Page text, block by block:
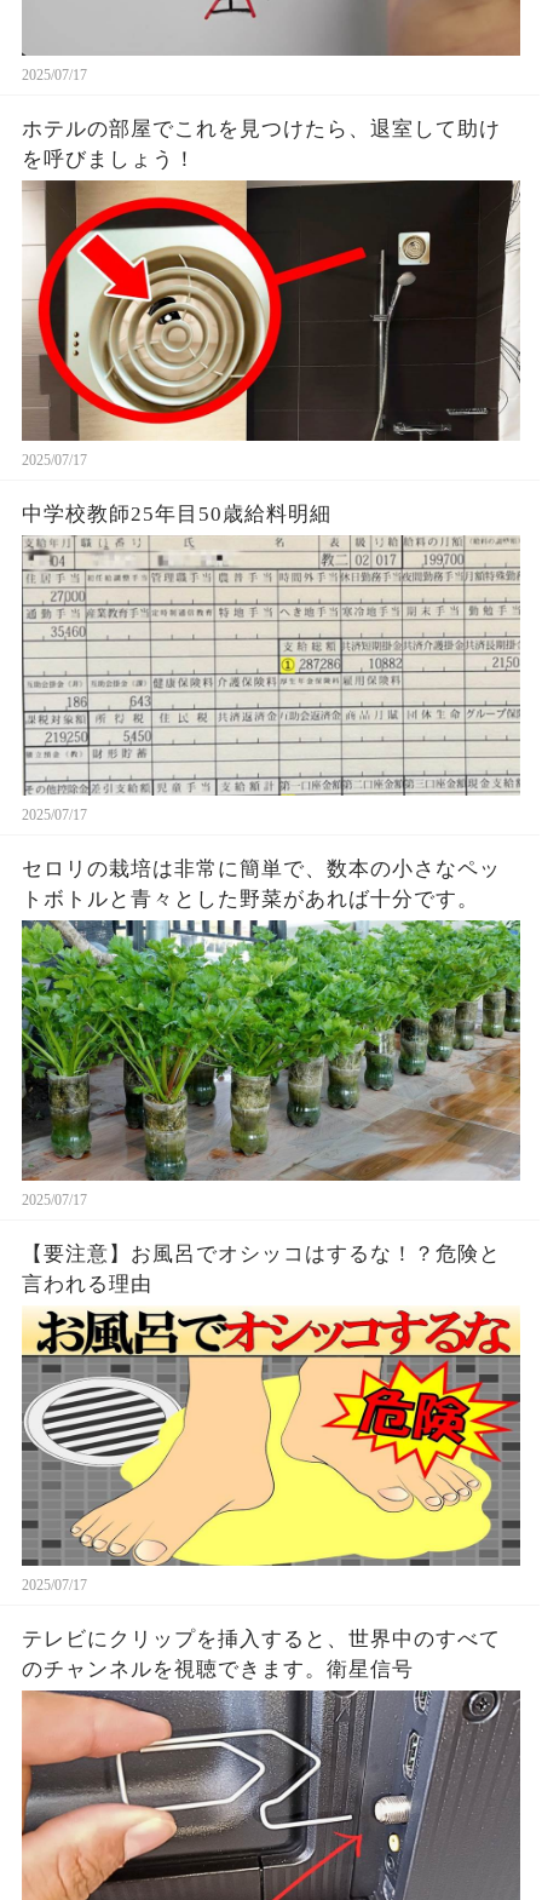
2025/07/17
ホテルの部屋でこれを見つけたら、退室して助け
を呼びましょう！
2025/07/17
中学校教師25年目50歳給料明細
2025/07/17
セロリの栽培は非常に簡単で、数本の小さなペッ
トボトルと青々とした野菜があれば十分です。
2025/07/17
【要注意】お風呂でオシッコはするな！？危険と
言われる理由
2025/07/17
テレビにクリップを挿入すると、世界中のすべて
のチャンネルを視聴できます。衛星信号